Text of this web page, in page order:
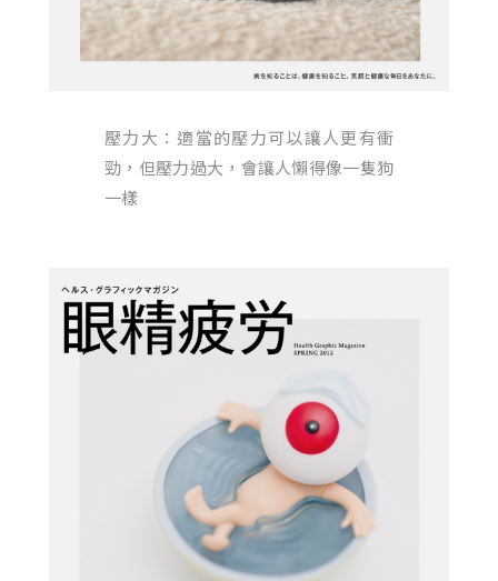
壓力大：適當的壓力可以讓人更有衝
勁，但壓力過大，會讓人懶得像一隻狗
一樣